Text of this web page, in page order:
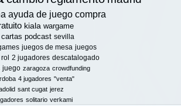
ayuda de juego compra
kiala wargame
cartas podcast sevilla
juegos de mesa juegos
rol 2 jugadores descatalogado
juego zaragoza crowdfunding
4 jugadores "venta"
sant cugat jerez
solitario verkami